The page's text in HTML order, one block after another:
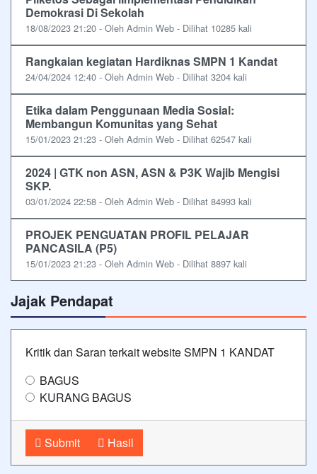
Demokrasi Di Sekolah
18/08/2023 21:20 - Oleh Admin Web - Dilihat 10285 kali
Rangkaian kegiatan Hardiknas SMPN 1 Kandat
24/04/2024 12:40 - Oleh Admin Web - Dilihat 3204 kali
Etika dalam Penggunaan Media Sosial:
Membangun Komunitas yang Sehat
15/01/2023 21:23 - Oleh Admin Web - Dilihat 62547 kali
2024 | GTK non ASN, ASN & P3K Wajib Mengisi
SKP.
03/01/2024 22:58 - Oleh Admin Web - Dilihat 84993 kali
PROJEK PENGUATAN PROFIL PELAJAR
PANCASILA (P5)
15/01/2023 21:23 - Oleh Admin Web - Dilihat 8897 kali
Jajak Pendapat
Kritik dan Saran terkait website SMPN 1 KANDAT
BAGUS
KURANG BAGUS
Submit Hasil